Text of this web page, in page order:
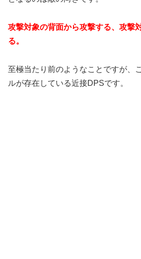
攻撃対象の背面から攻撃する、攻撃
る。
至極当たり前のようなことですが、
ルが存在している近接DPSです。